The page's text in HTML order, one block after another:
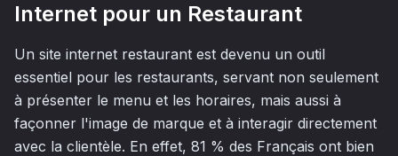
Internet pour un Restaurant
Un site internet restaurant est devenu un outil
essentiel pour les restaurants, servant non seulement
à présenter le menu et les horaires, mais aussi à
façonner l'image de marque et à interagir directement
avec la clientèle. En effet, 81 % des Français ont bien